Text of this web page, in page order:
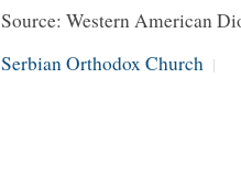
Source: Western American
Serbian Orthodox Church |